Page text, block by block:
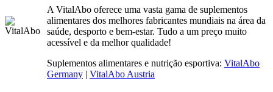
A VitalAbo oferece uma vasta gama de suplementos
alimentares dos melhores fabricantes mundiais na área da
saúde, desporto e bem-estar. Tudo a um preço muito
acessível e da melhor qualidade!
Suplementos alimentares e nutrição esportiva: VitalAbo
Germany | VitalAbo Austria